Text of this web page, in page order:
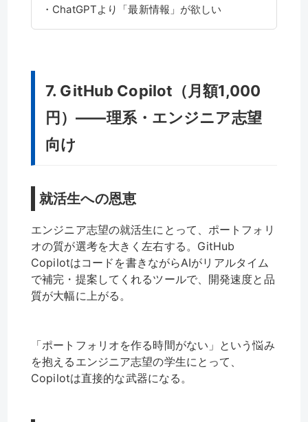
・ChatGPTより「最新情報」が欲しい
7. GitHub Copilot（月額1,000
円）——理系・エンジニア志望
向け
就活生への恩恵
エンジニア志望の就活生にとって、ポートフォリ
オの質が選考を大きく左右する。GitHub
Copilotはコードを書きながらAIがリアルタイム
で補完・提案してくれるツールで、開発速度と品
質が大幅に上がる。
「ポートフォリオを作る時間がない」という悩み
を抱えるエンジニア志望の学生にとって、
Copilotは直接的な武器になる。